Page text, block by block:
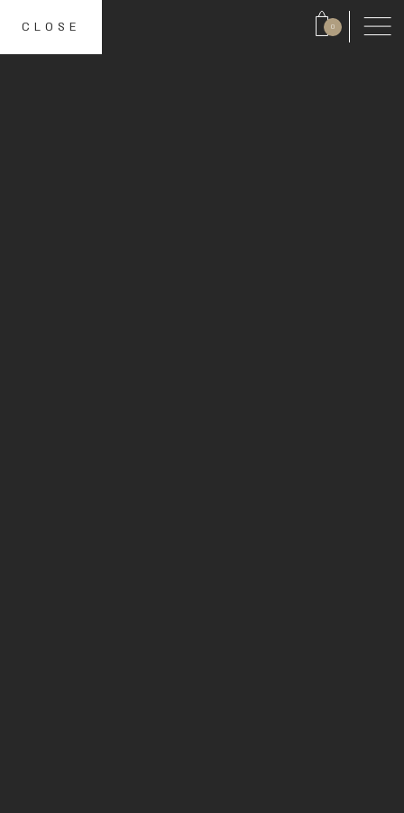
0
CLOSE